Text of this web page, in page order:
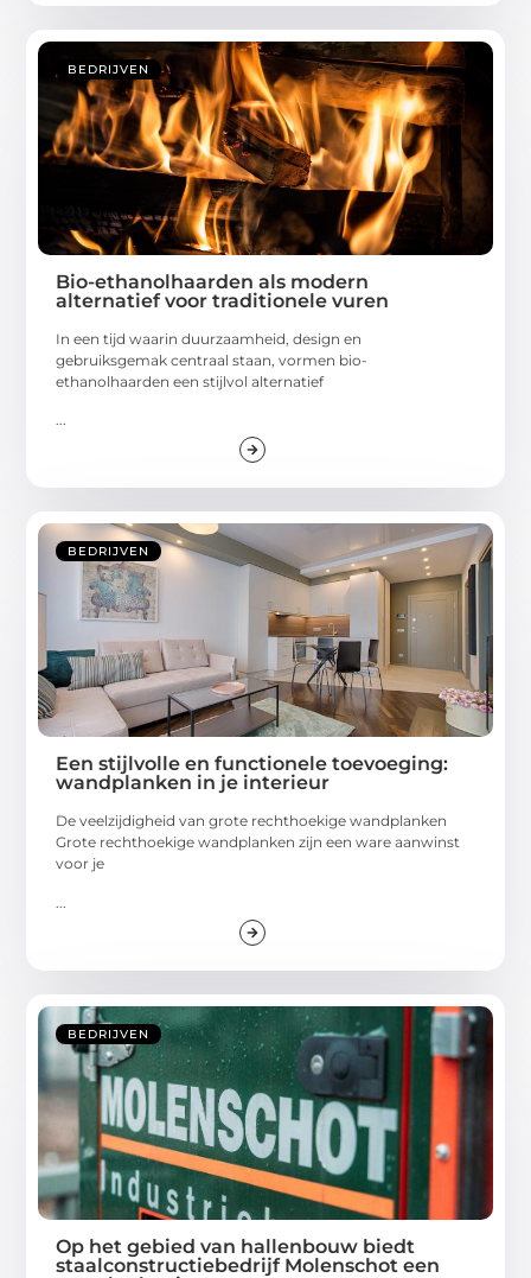
BEDRIJVEN
Bio-ethanolhaarden als modern
alternatief voor traditionele vuren
In een tijd waarin duurzaamheid, design en
gebruiksgemak centraal staan, vormen bio-
ethanolhaarden een stijlvol alternatief
...
BEDRIJVEN
Een stijlvolle en functionele toevoeging:
wandplanken in je interieur
De veelzijdigheid van grote rechthoekige wandplanken
Grote rechthoekige wandplanken zijn een ware aanwinst
voor je
BEDRIJVEN
Op het gebied van hallenbouw biedt
staalconstructiebedrijf Molenschot een